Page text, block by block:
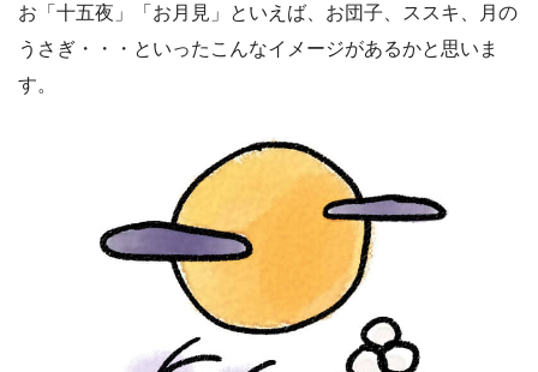
お「十五夜」「お月見」といえば、お団子、ススキ、月の
うさぎ・・・といったこんなイメージがあるかと思いま
す。